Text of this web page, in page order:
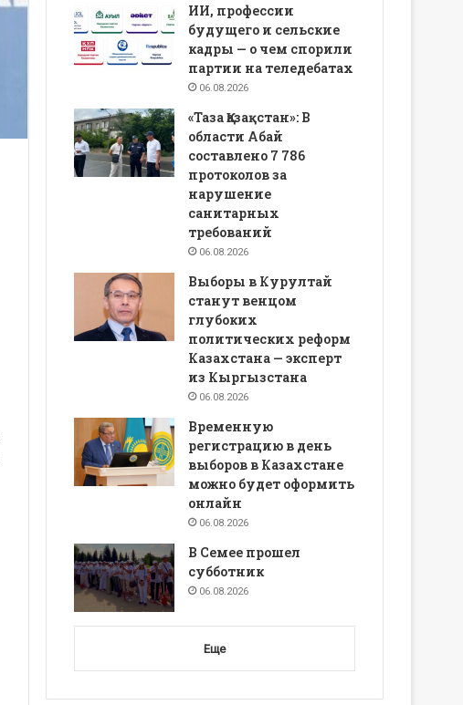
ИИ, профессии
будущего и сельские
кадры — о чем спорили
партии на теледебатах
06.08.2026
«Таза Қазақстан»: В
области Абай
составлено 7 786
протоколов за
нарушение
санитарных
требований
06.08.2026
Выборы в Курултай
станут венцом
глубоких
политических реформ
Казахстана — эксперт
из Кыргызстана
06.08.2026
Временную
регистрацию в день
выборов в Казахстане
можно будет оформить
онлайн
06.08.2026
В Семее прошел
субботник
06.08.2026
Еще